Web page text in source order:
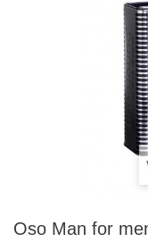
Oso Man for